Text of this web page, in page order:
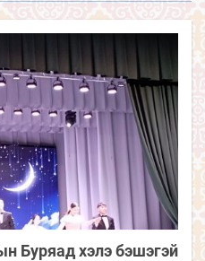
Буряад хэлэ бэшэгэй